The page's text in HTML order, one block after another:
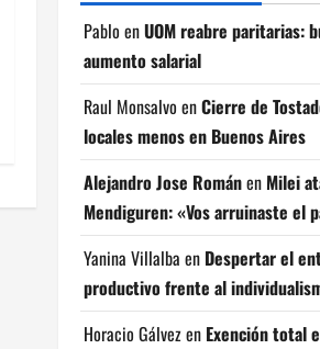
Pablo enUOM reabre paritarias:
aumento salarial
Raul Monsalvo enCierre de
locales menos en Buenos Aires
Alejandro Jose Románen Milei
Mendiguren: «Vos arruinaste el
Yanina Villalba en Despertar el
productivo frente al
Horacio Gálvezen Exención total